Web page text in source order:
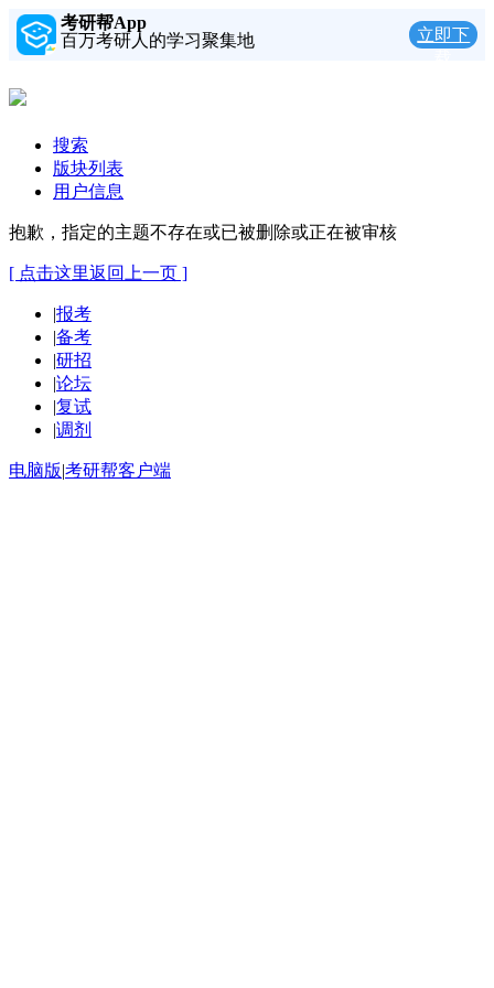
考研帮App
百万考研人的学习聚集地
立即下
搜索
版块列表
用户信息
抱歉，指定的主题不存在或已被删除或正在被审核
[ 点击这里返回上一页 ]
|报考
|备考
|研招
|论坛
|复试
|调剂
电脑版|考研帮客户端